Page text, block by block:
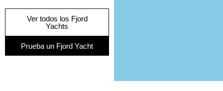
Ver todos los Fjord
Yachts
Prueba un Fjord Yacht